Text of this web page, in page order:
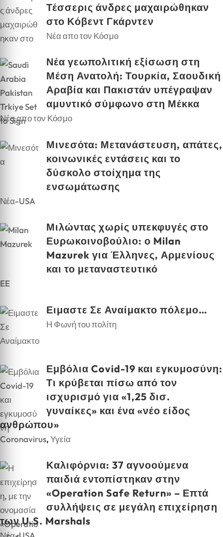
Τέσσερις άνδρες μαχαιρώθηκαν
στο Κόβεντ Γκάρντεν
Νέα απο τον Κόσμο
Νέα γεωπολιτική εξίσωση στη
Μέση Ανατολή: Τουρκία, Σαουδική
Αραβία και Πακιστάν υπέγραψαν
αμυντικό σύμφωνο στη Μέκκα
Νέα απο τον Κόσμο
Μινεσότα: Μετανάστευση, απάτες,
κοινωνικές εντάσεις και το
δύσκολο στοίχημα της
ενσωμάτωσης
Νέα-USA
Μιλώντας χωρίς υπεκφυγές στο
Ευρωκοινοβούλιο: ο Milan
Mazurek για Έλληνες, Αρμενίους
και το μεταναστευτικό
EE
Ειμαστε Σε Αναίμακτο πόλεμο…
Η Φωνή του πολίτη
Εμβόλια Covid-19 και εγκυμοσύνη:
Τι κρύβεται πίσω από τον
ισχυρισμό για «1,25 δισ.
γυναίκες» και ένα «νέο είδος
ανθρώπου»
Coronavirus,Υγεία
Καλιφόρνια: 37 αγνοούμενα
παιδιά εντοπίστηκαν στην
«Operation Safe Return» – Επτά
συλλήψεις σε μεγάλη επιχείρηση
των U.S. Marshals